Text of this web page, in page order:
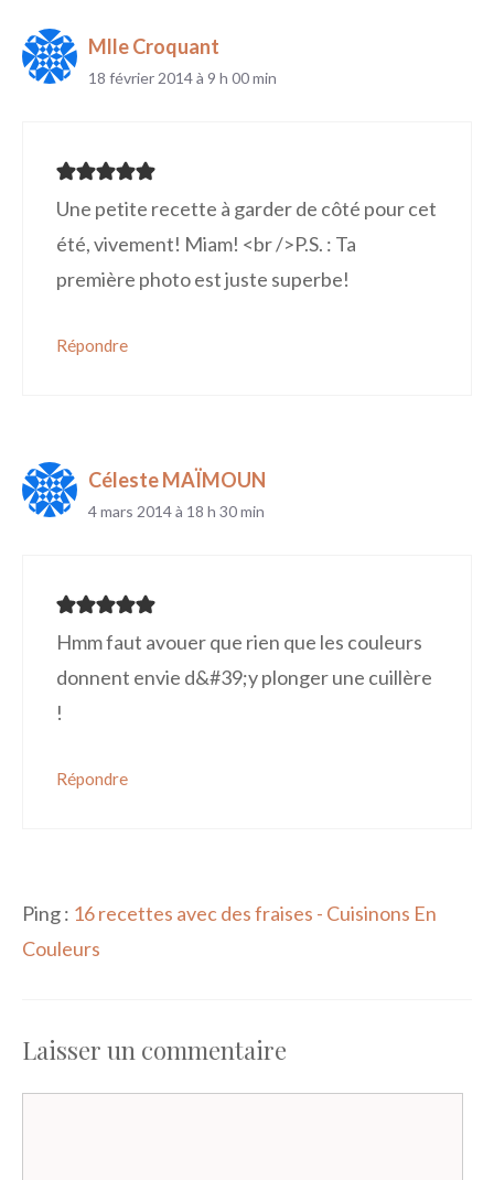
Mlle Croquant
18 février 2014 à 9 h 00 min
Une petite recette à garder de côté pour cet
été, vivement! Miam! <br />P.S. : Ta
première photo est juste superbe!
Répondre
Céleste MAÏMOUN
4 mars 2014 à 18 h 30 min
Hmm faut avouer que rien que les couleurs
donnent envie d&#39;y plonger une cuillère
!
Répondre
Ping : 16 recettes avec des fraises - Cuisinons En
Couleurs
Laisser un commentaire